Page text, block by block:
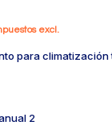
excl.
para
2